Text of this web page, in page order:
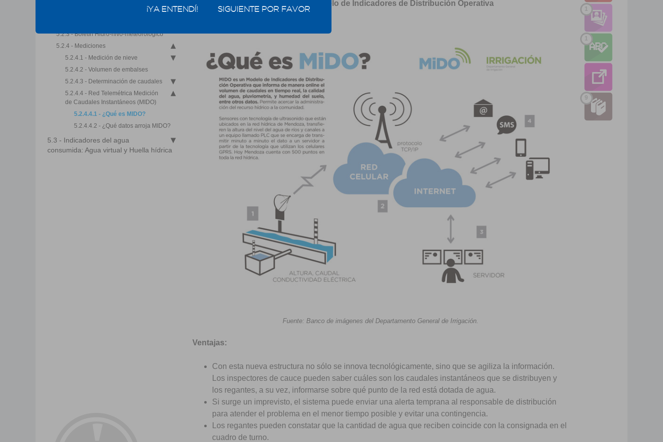
5.2.3 - Boletín Hidro-nivo-meteorológico
5.2.4 - Mediciones
5.2.4.1 - Medición de nieve
5.2.4.2 - Volumen de embalses
5.2.4.3 - Determinación de caudales
5.2.4.4 - Red Telemétrica Medición
de Caudales Instantáneos (MIDO)
5.2.4.4.1 - ¿Qué es MIDO?
5.2.4.4.2 - ¿Qué datos arroja MIDO?
5.3 - Indicadores del agua
consumida: Agua virtual y Huella hídrica
Figura 169: Modelo de Indicadores de Distribución Operativa
Fuente: Banco de imágenes del Departamento General de Irrigación.
Ventajas:
Con esta nueva estructura no sólo se innova tecnológicamente, sino que se agiliza la información.
Los inspectores de cauce pueden saber cuáles son los caudales instantáneos que se distribuyen y
los regantes, a su vez, informarse sobre qué punto de la red está dotada de agua.
Si surge un imprevisto, el sistema puede enviar una alerta temprana al responsable de distribución
para atender el problema en el menor tiempo posible y evitar una contingencia.
Los regantes pueden constatar que la cantidad de agua que reciben coincide con la consignada en el
cuadro de turno.
1
1
9
¡YA ENTENDÍ! SIGUIENTE POR FAVOR